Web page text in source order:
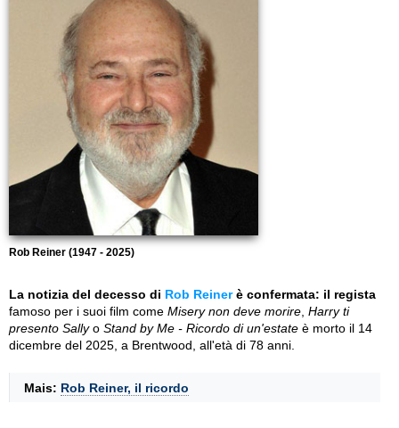
Rob Reiner (1947 - 2025)
La notizia del decesso di Rob Reinerè confermata: il regista
famoso per i suoi film come Misery non deve morire Harry ti
presento Sallyo Stand by Me - Ricordo di un'estate è morto il 14
dicembre del 2025, a Brentwood, all'età di 78 anni.
Mais: Rob Reiner, il ricordo